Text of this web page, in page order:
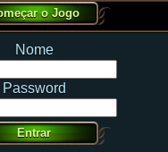
Nome
Password